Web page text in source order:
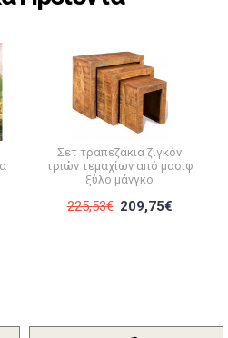
Σετ τραπεζάκια ζιγκόν
τριών τεμαχίων από μασίφ
ξύλο μάνγκο
225,53€ 209,75€